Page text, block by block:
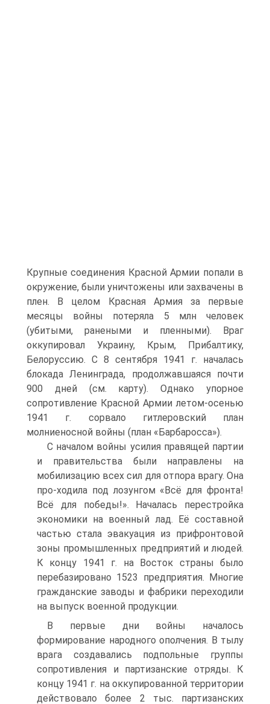
Крупные соединения Красной Армии попали в
окружение, были уничтожены или захвачены в
плен. В целом Красная Армия за первые
месяцы войны потеряла 5 млн человек
(убитыми, ранеными и пленными). Враг
оккупировал Украину, Крым, Прибалтику,
Белоруссию. С 8 сентября 1941 г. началась
блокада Ленинграда, продолжавшаяся почти
900 дней (см. карту). Однако упорное
сопротивление Красной Армии летом-осенью
1941 г. сорвало гитлеровский план
молниеносной войны (план «Барбаросса»).
С началом войны усилия правящей партии
и правительства были направлены на
мобилизацию всех сил для отпора врагу. Она
про-ходила под лозунгом «Всё для фронта!
Всё для победы!». Началась перестройка
экономики на военный лад. Её составной
частью стала эвакуация из прифронтовой
зоны промышленных предприятий и людей.
К концу 1941 г. на Восток страны было
перебазировано 1523 предприятия. Многие
гражданские заводы и фабрики переходили
на выпуск военной продукции.
В первые дни войны началось
формирование народного ополчения. В тылу
врага создавались подпольные группы
сопротивления и партизанские отряды. К
концу 1941 г. на оккупированной территории
действовало более 2 тыс. партизанских